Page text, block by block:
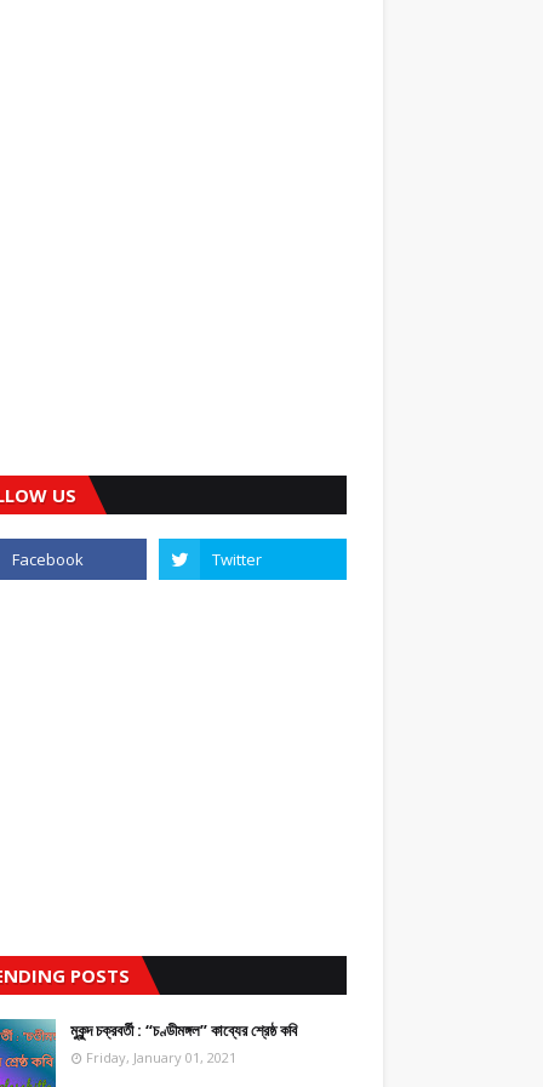
US
POSTS
মুকুন্দ চক্রবর্তী : “চণ্ডীমঙ্গল” কাব্যের শ্রেষ্ঠ কবি
Friday, January 01, 2021